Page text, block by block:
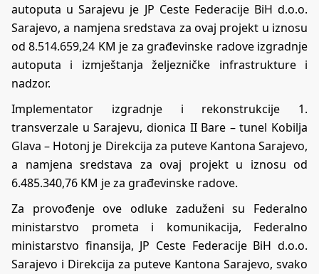
autoputa u Sarajevu je JP Ceste Federacije BiH d.o.o.
Sarajevo, a namjena sredstava za ovaj projekt u iznosu
od 8.514.659,24 KM je za građevinske radove izgradnje
autoputa i izmještanja željezničke infrastrukture i
nadzor.
Implementator izgradnje i rekonstrukcije 1.
transverzale u Sarajevu, dionica II Bare – tunel Kobilja
Glava – Hotonj je Direkcija za puteve Kantona Sarajevo,
a namjena sredstava za ovaj projekt u iznosu od
6.485.340,76 KM je za građevinske radove.
Za provođenje ove odluke zaduženi su Federalno
ministarstvo prometa i komunikacija, Federalno
ministarstvo finansija, JP Ceste Federacije BiH d.o.o.
Sarajevo i Direkcija za puteve Kantona Sarajevo, svako